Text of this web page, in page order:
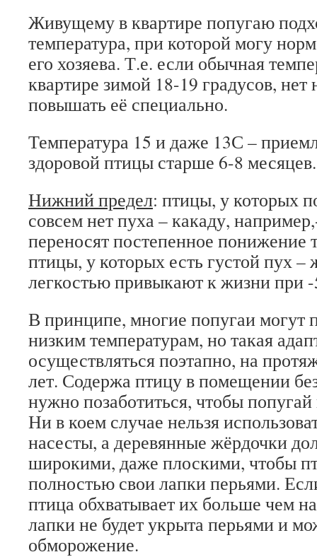
Живущему в квартире попугаю
температура, при которой могу
его хозяева. Т.е. если обычная
квартире зимой 18-19 градусов, нет
повышать её специально.
Температура 15 и даже 13С –
здоровой птицы старше 6-8 месяцев.
Нижний предел: птицы, у которых
совсем нет пуха – какаду,
переносят постепенное понижение
птицы, у которых есть густой пух –
легкостью привыкают к жизни при
В принципе, многие попугаи могут
низким температурам, но такая
осуществляться поэтапно, на
лет. Содержа птицу в помещении
нужно позаботиться, чтобы
Ни в коем случае нельзя
насесты, а деревянные жёрдочки
широкими, даже плоскими, чтобы
полностью свои лапки перьями.
птица обхватывает их больше чем
лапки не будет укрыта перьями и
обморожение.